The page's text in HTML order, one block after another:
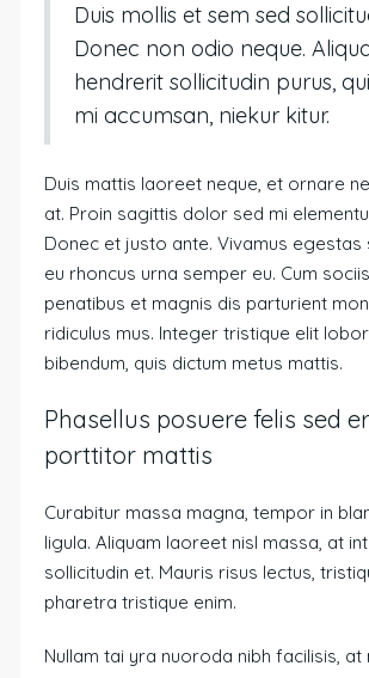
Duis mollis et sem sed
Donec non odio neque.
hendrerit sollicitudin purus,
mi accumsan, niekur kitur.
Duis mattis laoreet neque, et ornare
at. Proin sagittis dolor sed mi
Donec et justo ante. Vivamus egestas
eu rhoncus urna semper eu. Cum
penatibus et magnis dis parturient
ridiculus mus. Integer tristique elit
bibendum, quis dictum metus mattis.
Phasellus posuere felis sed
porttitor mattis
Curabitur massa magna, tempor in
ligula. Aliquam laoreet nisl massa, at
sollicitudin et. Mauris risus lectus,
pharetra tristique enim.
Nullam tai yra nuoroda nibh facilisis, at